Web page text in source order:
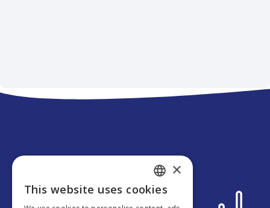
Des questions ?
ENGLISH
×
This website uses cookies